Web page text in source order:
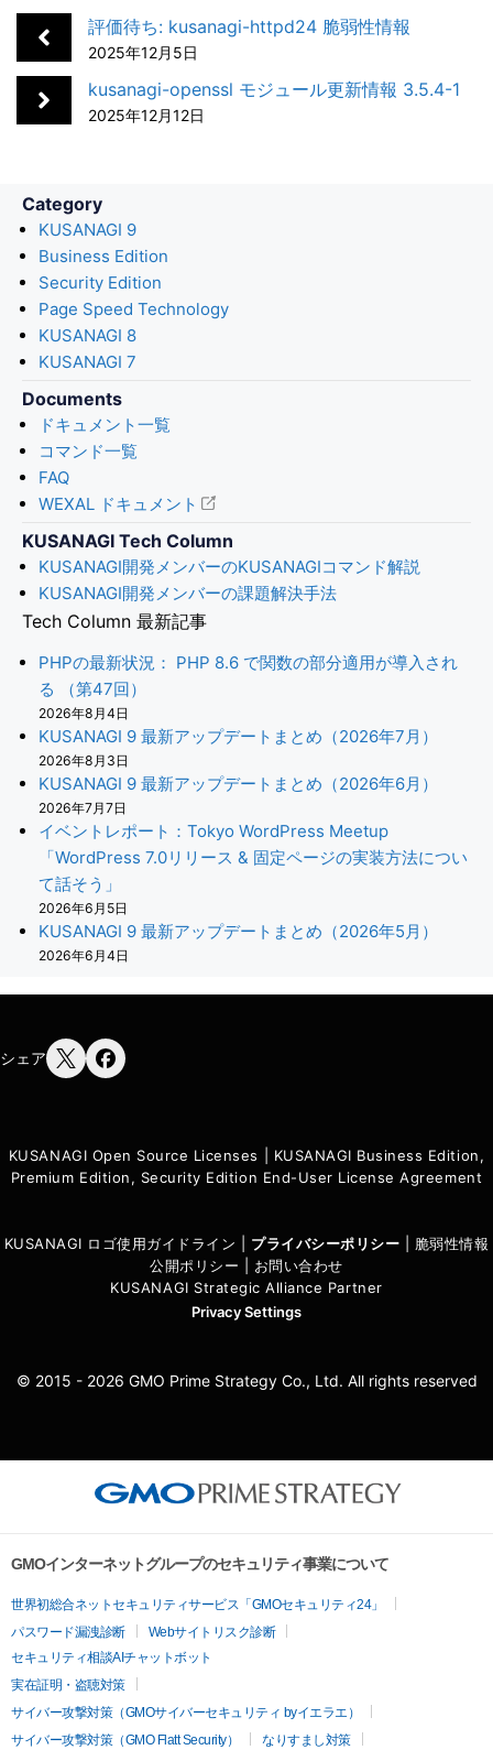
評価待ち: kusanagi-httpd24 脆弱性情報
2025年12月5日
kusanagi-openssl モジュール更新情報 3.5.4-1
2025年12月12日
Category
KUSANAGI 9
Business Edition
Security Edition
Page Speed Technology
KUSANAGI 8
KUSANAGI 7
Documents
ドキュメント一覧
コマンド一覧
FAQ
WEXAL ドキュメント
KUSANAGI Tech Column
KUSANAGI開発メンバーのKUSANAGIコマンド解説
KUSANAGI開発メンバーの課題解決手法
Tech Column 最新記事
PHPの最新状況： PHP 8.6 で関数の部分適用が導入され
る （第47回）
2026年8月4日
KUSANAGI 9 最新アップデートまとめ（2026年7月）
2026年8月3日
KUSANAGI 9 最新アップデートまとめ（2026年6月）
2026年7月7日
イベントレポート：Tokyo WordPress Meetup
「WordPress 7.0リリース & 固定ページの実装方法につい
て話そう」
2026年6月5日
KUSANAGI 9 最新アップデートまとめ（2026年5月）
2026年6月4日
シェア
KUSANAGI Open Source Licenses
KUSANAGI Business Edition,
Premium Edition, Security Edition End-User License Agreement
KUSANAGI ロゴ使用ガイドライン プライバシーポリシー
脆弱性情報
公開ポリシー
お問い合わせ
KUSANAGI Strategic Alliance Partner
Privacy Settings
© 2015 - 2026 GMO Prime Strategy Co., Ltd. All rights reserved
GMOインターネットグループのセキュリティ事業について
世界初総合ネットセキュリティサービス「GMOセキュリティ24」
パスワード漏洩診断
Webサイトリスク診断
セキュリティ相談AIチャットボット
実在証明・盗聴対策
サイバー攻撃対策（GMOサイバーセキュリティ byイエラエ）
サイバー攻撃対策（GMO Flatt Security）
なりすまし対策